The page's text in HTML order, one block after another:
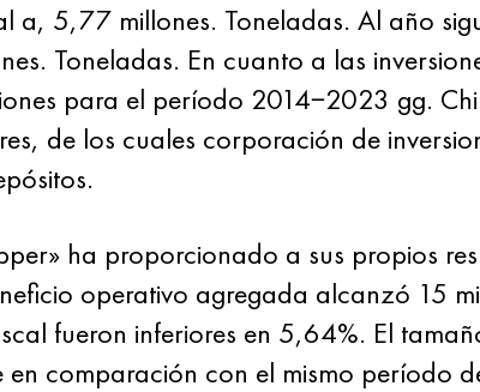
a, 5,77 millones. Toneladas. Al año
Toneladas. En cuanto a las
para el período 2014−2023 gg.
de los cuales corporación de
ha proporcionado a sus propios
operativo agregada alcanzó 15
fueron inferiores en 5,64%. El
comparación con el mismo período